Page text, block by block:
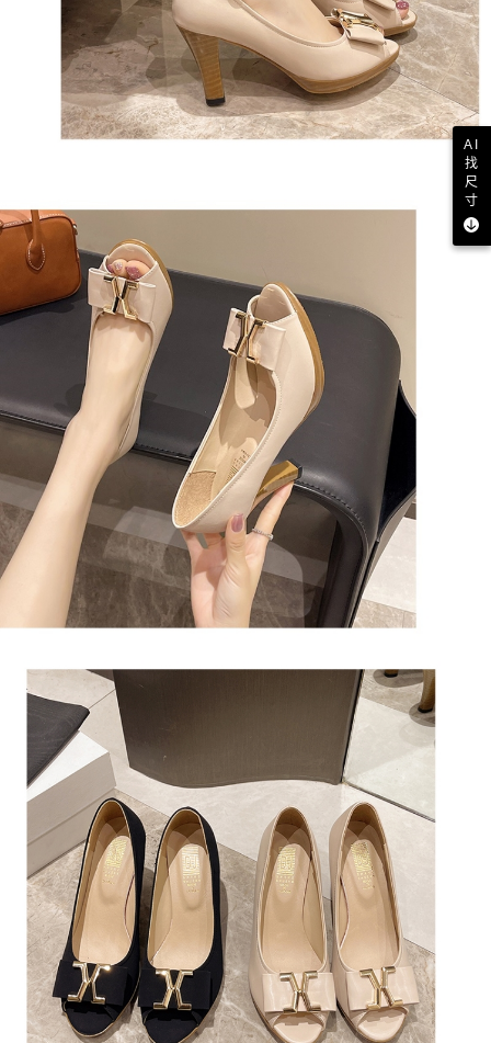
AI
找
尺
寸